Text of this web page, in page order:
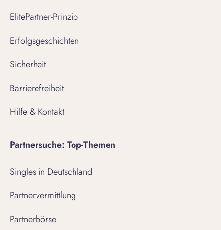
ElitePartner-Prinzip
Erfolgsgeschichten
Sicherheit
Barrierefreiheit
Hilfe & Kontakt
Partnersuche: Top-Themen
Singles in Deutschland
Partnervermittlung
Partnerbörse